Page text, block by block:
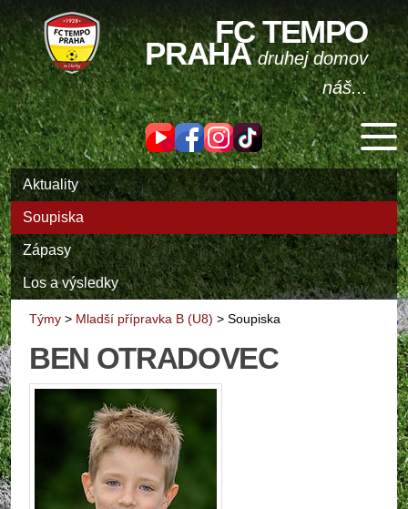
FC TEMPO
PRAHAdruhej domov
náš...
Aktuality
Soupiska
Zápasy
Los a výsledky
Týmy > Mladší přípravka B (U8) > Soupiska
BEN OTRADOVEC